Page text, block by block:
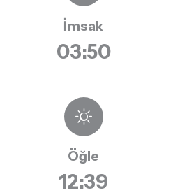
İmsak
03:50
Öğle
12:39